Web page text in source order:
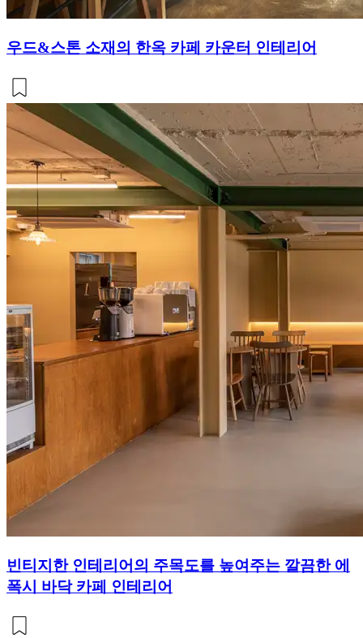
우드&스톤 소재의 한옥 카페 카운터 인테리어
빈티지한 인테리어의 주목도를 높여주는 깔끔한 에
폭시 바닥 카페 인테리어